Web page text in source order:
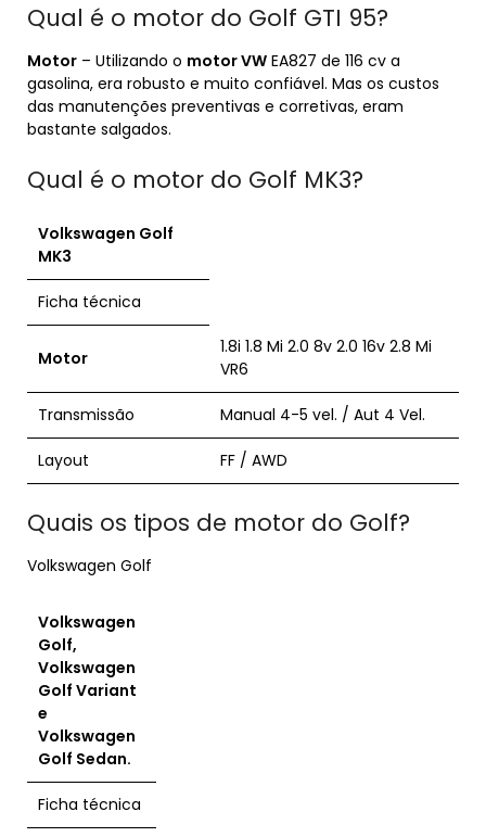
Qual é o motor do Golf GTI 95?
Motor – Utilizando o motor VW EA827 de 116 cv a
gasolina, era robusto e muito confiável. Mas os custos
das manutenções preventivas e corretivas, eram
bastante salgados.
Qual é o motor do Golf MK3?
Volkswagen Golf
MK3
Ficha técnica
Motor
1.8i 1.8 Mi 2.0 8v 2.0 16v 2.8 Mi
VR6
Transmissão Manual 4-5 vel. / Aut 4 Vel.
Layout FF / AWD
Quais os tipos de motor do Golf?
Volkswagen Golf
Volkswagen
Golf,
Volkswagen
Golf Variant
e
Volkswagen
Golf Sedan.
Ficha técnica